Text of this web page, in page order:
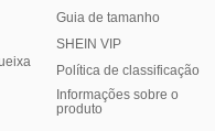
Guia de tamanho
SHEIN VIP
Política de classificação
​Informações sobre o
produto